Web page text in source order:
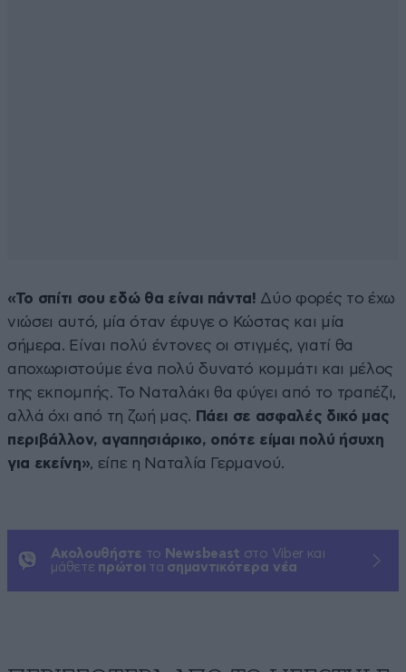
«Το σπίτι σου εδώ θα είναι πάντα! Δύο φορές το έχω
νιώσει αυτό, μία όταν έφυγε ο Κώστας και μία
σήμερα. Είναι πολύ έντονες οι στιγμές, γιατί θα
αποχωριστούμε ένα πολύ δυνατό κομμάτι και μέλος
της εκπομπής. Το Ναταλάκι θα φύγει από το τραπέζι,
αλλά όχι από τη ζωή μας. Πάει σε ασφαλές δικό μας
περιβάλλον, αγαπησιάρικο, οπότε είμαι πολύ ήσυχη
για εκείνη», είπε η Ναταλία Γερμανού.
Ακολουθήστε το Newsbeast στο Viber και
μάθετε πρώτοι τα σημαντικότερα νέα